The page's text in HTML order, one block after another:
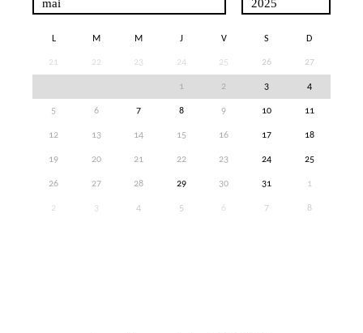
L M M J V S D
21 22 23 24 25 26 27
1 2 3 4
5 6 7 8 9 10 11
12 13 14 15 16 17 18
19 20 21 22 23 24 25
26 27 28 29 30 31 1
2 3 4 5 6 7 8